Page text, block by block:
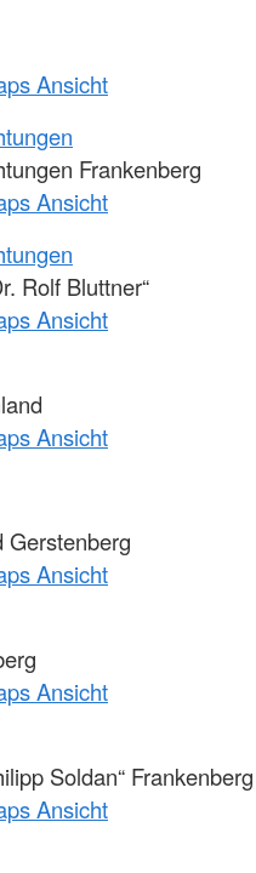
Ansicht
Frankenberg
Ansicht
Rolf Bluttner“
Ansicht
Ansicht
Gerstenberg
Ansicht
Ansicht
Soldan“ Frankenberg
Ansicht